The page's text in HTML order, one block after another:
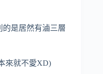
是居然有滷三層
來就不愛XD)